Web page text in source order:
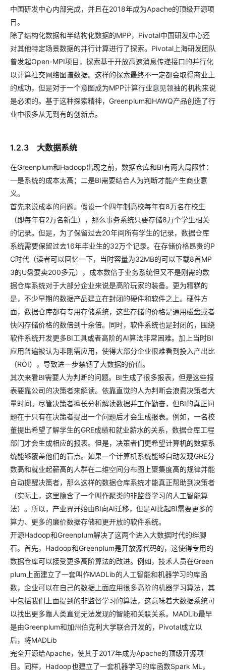
中国研发中心内部完成，并且在2018年成为Apache的顶级开源项
目。
除了结构化数据和半结构化数据的MPP，Pivotal中国研发中心还
对其他特定场景数据的并行计算进行了探索。Pivotal上海研发团队
曾发起Open-MPI项目，探索基于开放高速消息传递接口的并行化
以计算社交网络图谱数据。这样的探索最终不一定都会取得商业上
的成功，但是对于一个意图成为MPP计算行业意见领袖的机构来说
是必须的。基于这种探索精神，Greenplum和HAWQ产品创造了行
业中很多从无到有的创新点。
1.2.3 大数据系统
在Greenplum和Hadoop出现之前，数据仓库和BI有两大局限性：
一是系统的成本太高；二是BI需要结合人为判断才能产生商业意
义。
首先来说成本的问题。假设一个四年制高校每年有8万名在校生
（即每年有2万名新生），那么事务系统只要存储8万个学生相关
的记录。但是，为了保留过去20年间所有学生的记录，数据仓库
系统需要保留过去16年毕业生的32万个记录。在存储价格昂贵的P
C时代（读者可以回忆一下，当时容量为32MB的可以下载8首MP
3的U盘要卖200多元），成本数倍于业务系统但又不是刚需的数
据仓库系统对于大部分企业来说是高阶玩家的装备。更为糟糕的
是，不少早期的数据产品建立在封闭的硬件和软件之上。硬件方
面，数据仓库都有专用存储系统，这些存储的价格是通用磁盘或者
快闪存储价格的数倍到十余倍。同时，软件系统也是封闭的，围绕
软件系统开发更多BI工具或者高阶的AI算法非常困难。加上当时BI
应用普遍被认为非刚需应用，使得大部分企业很难看到投入产出比
（ROI），导致进一步禁锢了大数据的价值。
其次来看BI需要人为判断的问题。BI生成了很多报表，但是这些报
表要靠公司的决策者来解读。依靠直觉的人为判断会浪费决策者大
量时间。尽管决策者擅长分析解读数据并工作勤奋，但BI的真正问
题在于只有在决策者提出一个问题后才会生成报表。例如，一名校
董提出希望了解学生的GRE成绩和就业薪水的关系，数据仓库工程
部门才会生成相应的报表。但是，决策者们更希望计算机的数据系
统能够覆盖他们的盲点。如果一个计算机系统能够自动发现GRE分
数高和就业起薪高的人群在二维空间分布图上聚集度高的规律并能
自动提醒决策者，那么这样的数据仓库系统才能真正帮助到决策者
（实际上，这里隐含了一个叫作聚类的非监督学习的人工智能算
法）。所以，产业界开始由BI向AI迁移，但是AI比起BI需要更多的
算力、更多的廉价数据存储和更开放的软件系统。
开源Hadoop和Greenplum解决了这两个进入大数据时代的绊脚
石。首先，Hadoop和Greenplum是开放源代码的，这使得专用的
数据仓库可以接受更多高阶算法的改进。例如，技术人员在Green
plum上面建立了一套叫作MADLib的人工智能和机器学习的库函
数，企业可以在自己的数据上面应用很多高阶的机器学习算法，其
中包括我们上面提到的非监督学习的算法，这意味着大数据系统可
以找出更多靠人类直觉无法发现的智能和关联关系。MADLib最早
是由Greenplum和加州伯克利大学联合开发的，Pivotal成立以
后，将MADLib
完全开源给Apache，使其于2017年成为Apache的顶级开源项
目。同样，Hadoop也建立了一套机器学习的库函数Spark ML，